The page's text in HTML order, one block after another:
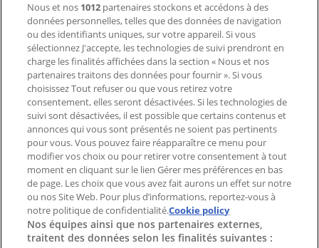
Demande marketing et professionnelle
Magasin mal situé sur la carte
Signaler un prospectus
Vous rencontrez un problème technique sur l’appli
ou le site?
Index
Marques
Marques locales
Enseignes
Commerces à proximité
Produits
Nous et nos 1012 partenaires stockons et accédons à des
données personnelles, telles que des données de navigation
ou des identifiants uniques, sur votre appareil. Si vous
sélectionnez J'accepte, les technologies de suivi prendront en
charge les finalités affichées dans la section « Nous et nos
partenaires traitons des données pour fournir ». Si vous
choisissez Tout refuser ou que vous retirez votre
consentement, elles seront désactivées. Si les technologies de
suivi sont désactivées, il est possible que certains contenus et
annonces qui vous sont présentés ne soient pas pertinents
pour vous. Vous pouvez faire réapparaître ce menu pour
modifier vos choix ou pour retirer votre consentement à tout
moment en cliquant sur le lien Gérer mes préférences en bas
de page. Les choix que vous avez fait aurons un effet sur notre
ou nos Site Web. Pour plus d’informations, reportez-vous à
notre politique de confidentialité.Cookie policy
Nos équipes ainsi que nos partenaires externes,
traitent des données selon les finalités suivantes :